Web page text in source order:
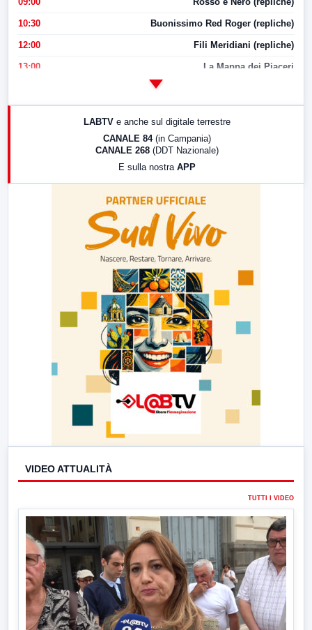
10:30 Buonissimo Red Roger (repliche)
12:00 Fili Meridiani (repliche)
13:00 La Mappa dei Piaceri
LABTV e anche sul digitale terrestre
CANALE 84 (in Campania)
CANALE 268 (DDT Nazionale)
E sulla nostra APP
VIDEO ATTUALITÀ
TUTTI I VIDEO